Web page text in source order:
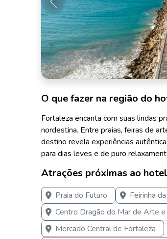
O que fazer na região do
Anterior
Fortaleza encanta com suas lindas
nordestina. Entre praias, feiras de
destino revela experiências
para dias leves e de puro
Atrações próximas ao hotel
Praia do Futuro
Feirinha
Centro Dragão do Mar de Arte e
Mercado Central de Fortaleza